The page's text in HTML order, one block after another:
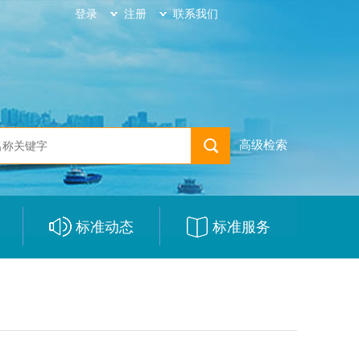
登录 注册 联系我们
高级检索
标准动态 标准服务